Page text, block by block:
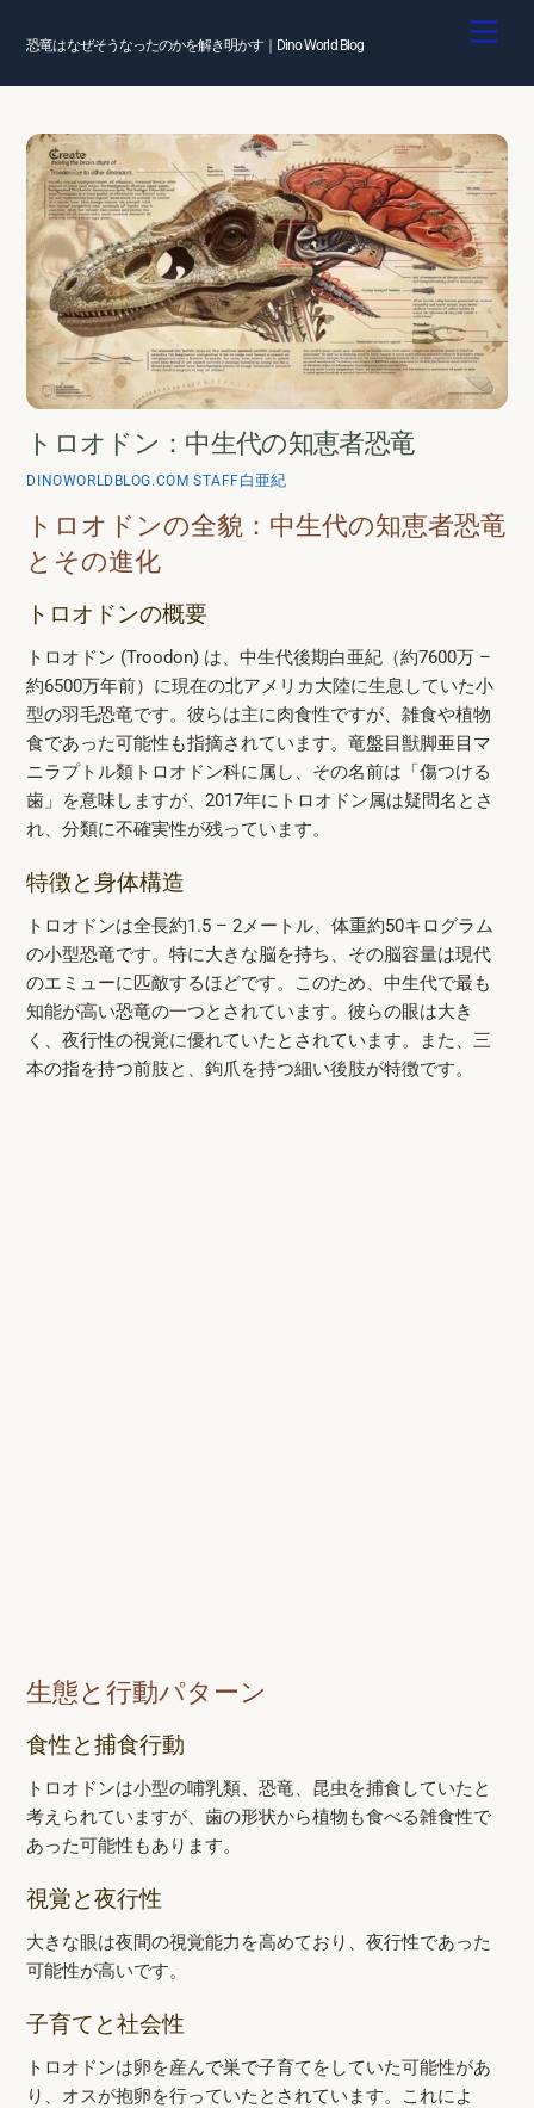
恐竜はなぜそうなったのかを解き明かす｜Dino World Blog
トロオドン：中生代の知恵者恐竜
DINOWORLDBLOG.COM STAFF白亜紀
トロオドンの全貌：中生代の知恵者恐竜
とその進化
トロオドンの概要
トロオドン (Troodon) は、中生代後期白亜紀（約7600万 –
約6500万年前）に現在の北アメリカ大陸に生息していた小
型の羽毛恐竜です。彼らは主に肉食性ですが、雑食や植物
食であった可能性も指摘されています。竜盤目獣脚亜目マ
ニラプトル類トロオドン科に属し、その名前は「傷つける
歯」を意味しますが、2017年にトロオドン属は疑問名とさ
れ、分類に不確実性が残っています。
特徴と身体構造
トロオドンは全長約1.5 – 2メートル、体重約50キログラム
の小型恐竜です。特に大きな脳を持ち、その脳容量は現代
のエミューに匹敵するほどです。このため、中生代で最も
知能が高い恐竜の一つとされています。彼らの眼は大き
く、夜行性の視覚に優れていたとされています。また、三
本の指を持つ前肢と、鉤爪を持つ細い後肢が特徴です。
生態と行動パターン
食性と捕食行動
トロオドンは小型の哺乳類、恐竜、昆虫を捕食していたと
考えられていますが、歯の形状から植物も食べる雑食性で
あった可能性もあります。
視覚と夜行性
大きな眼は夜間の視覚能力を高めており、夜行性であった
可能性が高いです。
子育てと社会性
トロオドンは卵を産んで巣で子育てをしていた可能性があ
り、オスが抱卵を行っていたとされています。これによ